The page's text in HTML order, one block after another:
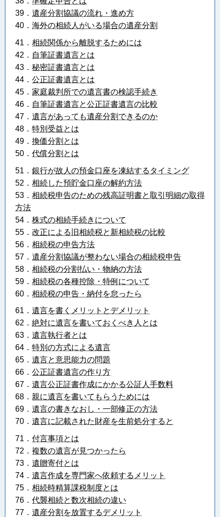
39． 遺産分割協議の流れ・進め方
40． 海外の相続人がいる場合の遺産分割
41． 相続関係から離脱するためには
42． 自筆証書遺言とは
43． 秘密証書遺言とは
44． 公正証書遺言とは
45． 家庭裁判所での遺言書の検認手続き
46． 自筆証書遺言と公正証書遺言の比較
47． 遺言があっても遺産分割できるのか
48． 特別受益とは
49． 換価分割とは
50． 代償分割とは
51． 銀行が故人の預金口座を凍結するタイミング
52． 相続した預貯金口座の解約方法
53． 相続税申告のための残高証明書と取引明細の取得
方法
54． 株式の相続手続きについて
55． 改正による旧相続税と新相続税の比較
56． 相続税の申告方法
57． 遺産分割協議が整わない場合の相続税申告
58． 相続税の分割払い・物納の方法
59． 相続税の各種控除・特例について
60． 相続税の申告・納付を怠ったら
61． 遺言を書くメリットとデメリット
62． 絶対に遺言を書いておくべき人とは
63． 遺言執行者とは
64． 特別の方式による遺言
65． 遺言と意思能力の問題
66． 公正証書遺言の作り方
67． 遺言公正証書作成にかかる公証人手数料
68． 親に遺言を書いてもらうためには
69． 遺言の書きなおし・一部修正の方法
70． 遺言に記載された財産を生前処分すると
71． 付言事項とは
72． 複数の遺言が見つかったら
73． 遺贈寄付とは
74． 遺言作成を専門家へ依頼するメリット
75． 相続時精算課税制度とは
76． 代襲相続と数次相続の違い
77． 遺産分割を放置するデメリット